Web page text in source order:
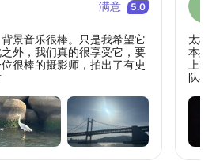
满意 5.0
景音乐很棒。只是我希望它
外，我们真的很享受它，要
很棒的摄影师，拍出了有史
太棒
本身
上
队在
解释
推荐